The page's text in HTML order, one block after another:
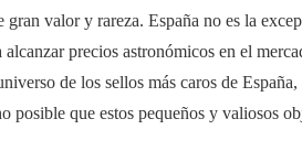
gran valor y rareza. España no es la
alcanzar precios astronómicos en el
de los sellos más caros de
posible que estos pequeños y valiosos